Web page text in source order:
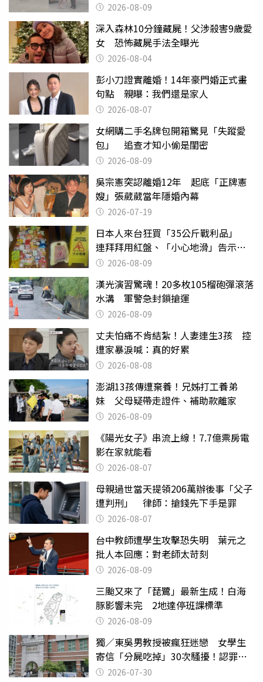
2026-08-09
深入森林10分鐘藏屍！父涉殺害9歲愛
女 恐怖藏屍手法全曝光
2026-08-04
彭小刀證實離婚！14年豪門婚正式畫
句點 親曝：我們還是家人
2026-08-07
女網購二手名牌包開箱驚見「失蹤愛
包」 追查才知小偷是閨密
2026-08-09
吳宗憲突認離婚12年 起底「正牌憲
嫂」張葳葳當年隱婚內幕
2026-07-19
日本人來台狂買「35公斤戰利品」
連拜拜用紅盤、「小心地滑」告示牌
也帶回家
2026-08-09
漢光演習驚魂！20多枚105榴砲彈滾落
水溝 軍警急封鎖搶運
2026-08-09
丈夫怕痛不肯結紮！人妻連生3孩 控
遭家暴淚喊：真的好累
2026-08-08
澎湖13孩傳遭棄養！兄姊打工養弟
妹 父母疑帶走證件、補助款離家
2026-08-09
《陽光女子》串流上線！7.7億票房電
影在家就能看
2026-08-07
母親過世當天提領206萬辦後事「父子
遭判刑」 律師：搶錢先下手是罪
2026-08-07
台中教師遭學生攻擊恐失明 葉元之
批人本回應：對老師太苛刻
2026-08-09
三颱又來了「琵鷺」最新生成！白海
豚影響未完 2地達停班課標準
2026-08-09
獨／東吳男教授被瘋狂迷戀 女學生
寄信「分屍吃掉」30次騷擾！認罪免
關 2026-07-30